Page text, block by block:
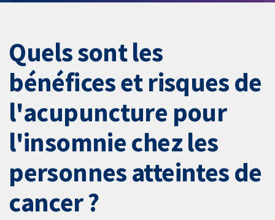
Quels sont les
bénéfices et risques de
l'acupuncture pour
l'insomnie chez les
personnes atteintes de
cancer ?